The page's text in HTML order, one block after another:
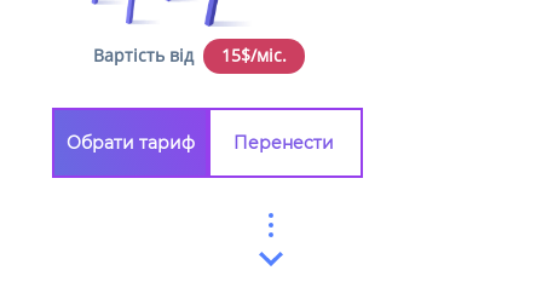
Вартість від 15$/міс.
Обрати тариф Перенести